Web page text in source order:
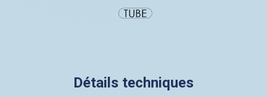
Détails techniques